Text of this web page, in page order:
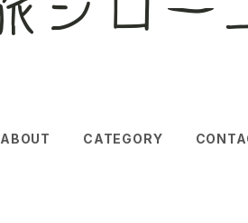
ABOUT CATEGORY